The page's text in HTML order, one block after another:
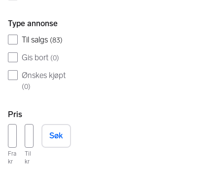
Type annonse
Til salgs (83)
Gis bort (0)
Ønskes kjøpt
(0)
Pris
Fra
kr
Til
kr
Søk